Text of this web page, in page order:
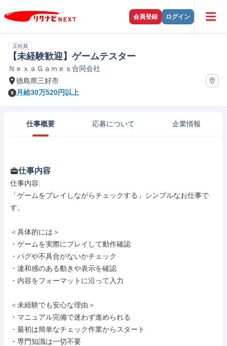
会員登録 ログイン
正社員
【未経験歓迎】ゲームテスター
ＮｅｘａＧａｍｅｓ合同会社
徳島県三好市
月給30万520円以上
仕事概要 応募について 企業情報
仕事内容
仕事内容:
「ゲームをプレイしながらチェックする」シンプルなお仕事で
す。
＜具体的には＞
・ゲームを実際にプレイして動作確認
・バグや不具合がないかチェック
・違和感のある動きや表示を確認
・内容をフォーマットに沿って入力
＜未経験でも安心な理由＞
・マニュアル完備で迷わず進められる
・最初は簡単なチェック作業からスタート
・専門知識は一切不要